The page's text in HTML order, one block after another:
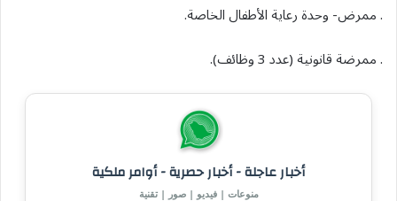
. ممرض- وحدة رعاية الأطفال الخاصة.
. ممرضة قانونية (عدد 3 وظائف).
أخبار عاجلة - أخبار حصرية - أوامر ملكية
منوعات | فيديو | صور | تقنية